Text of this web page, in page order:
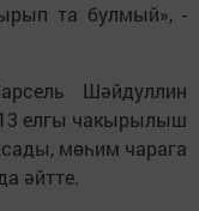
та булмый», -
Шәйдуллин
елгы чакырылыш
мөһим чарага
әйтте.